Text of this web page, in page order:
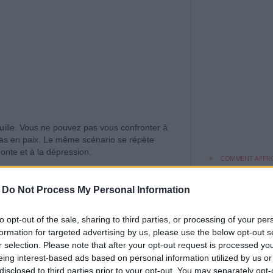
Do Not Process My Personal Information
opt-out of the sale, sharing to third parties, or processing of your
for targeted advertising by us, please use the below opt-out
selection. Please note that after your opt-out request is processed
interest-based ads based on personal information utilized by us
to third parties prior to your opt-out. You may separately
Vous ne pouvez pas vous confronter à
en paix. Le même scénario se répète
et à la dépression.
aider à ôter ce sentiment de
COMMENT
UNE BAISSE DE
LES 6 BIENFAITS
POUR VOTRE CORPS
L'ortie est une
plantes